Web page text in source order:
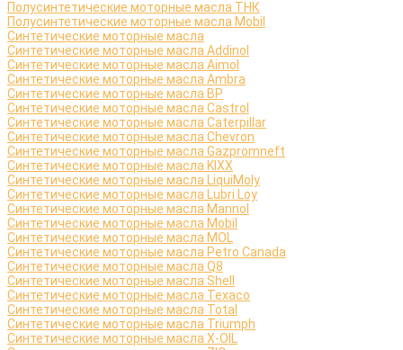
Полусинтетические моторные масла ТНК
Полусинтетические моторные масла Mobil
Синтетические моторные масла
Синтетические моторные масла Addinol
Синтетические моторные масла Aimol
Синтетические моторные масла Ambra
Синтетические моторные масла BP
Синтетические моторные масла Castrol
Синтетические моторные масла Caterpillar
Синтетические моторные масла Chevron
Синтетические моторные масла Gazpromneft
Синтетические моторные масла KIXX
Синтетические моторные масла LiquiMoly
Синтетические моторные масла Lubri Loy
Синтетические моторные масла Mannol
Синтетические моторные масла Mobil
Синтетические моторные масла MOL
Синтетические моторные масла Petro Canada
Синтетические моторные масла Q8
Синтетические моторные масла Shell
Синтетические моторные масла Texaco
Синтетические моторные масла Total
Синтетические моторные масла Triumph
Синтетические моторные масла X-OIL